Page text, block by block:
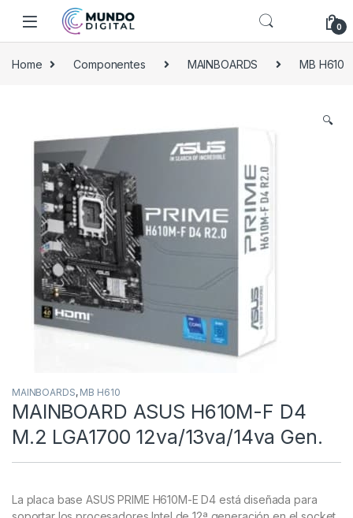
Skip to navigation
Skip to content
0
Home Componentes MAINBOARDS MB H610
🔍
MAINBOARDS, MB H610
MAINBOARD ASUS H610M-F D4
M.2 LGA1700 12va/13va/14va Gen.
La placa base ASUS PRIME H610M-E D4 está diseñada para